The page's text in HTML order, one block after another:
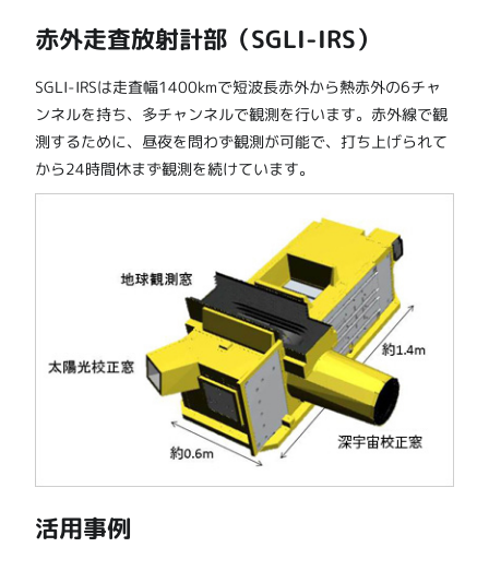
赤外走査放射計部（SGLI-IRS）
SGLI-IRSは走査幅1400kmで短波長赤外から熱赤外の6チャ
ンネルを持ち、多チャンネルで観測を行います。赤外線で観
測するために、昼夜を問わず観測が可能で、打ち上げられて
から24時間休まず観測を続けています。
活用事例